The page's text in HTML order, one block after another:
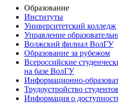
Образование
Институты
Университетский колледж
Управление
Волжский филиал ВолГУ
Образование за рубежом
Всероссийские
на базе ВолГУ
Информационно-
Трудоустройство
Информация о